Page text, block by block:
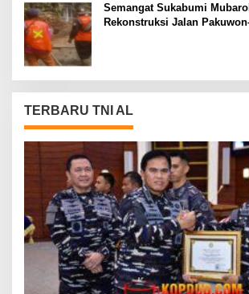
Semangat Sukabumi
Rekonstruksi Jalan
TERBARU TNI AL